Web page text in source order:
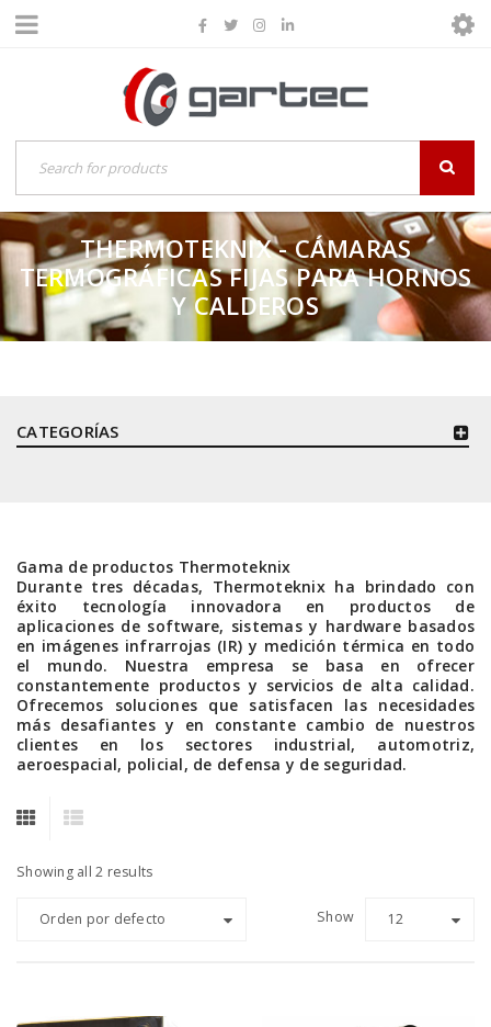
THERMOTEKNIX - CÁMARAS
TERMOGRÁFICAS FIJAS PARA HORNOS
Y CALDEROS
CATEGORÍAS
Gama de productos Thermoteknix
Durante tres décadas, Thermoteknix ha brindado con
éxito tecnología innovadora en productos de
aplicaciones de software, sistemas y hardware basados
en imágenes infrarrojas (IR) y medición térmica en todo
el mundo. Nuestra empresa se basa en ofrecer
constantemente productos y servicios de alta calidad.
Ofrecemos soluciones que satisfacen las necesidades
más desafiantes y en constante cambio de nuestros
clientes en los sectores industrial, automotriz,
aeroespacial, policial, de defensa y de seguridad.
Showing all 2 results
Orden por defecto Show 12